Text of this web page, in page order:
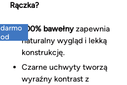
darmo
od
Rączka?
100% bawełnyzapewnia
naturalny wygląd i lekką
konstrukcję.
Czarne uchwyty tworzą
wyraźny kontrast z